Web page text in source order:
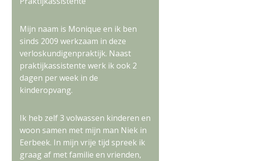
Mijn naam is Monique en ik ben
sinds 2009 werkzaam in deze
verloskundigenpraktijk. Naast
praktijkassistente werk ik ook 2
dagen per week in de
kinderopvang.
Ik heb zelf 3 volwassen kinderen en
woon samen met mijn man Niek in
Eerbeek. In mijn vrije tijd spreek ik
graag af met familie en vrienden,